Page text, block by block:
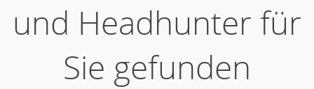
und Headhunter für
Sie gefunden